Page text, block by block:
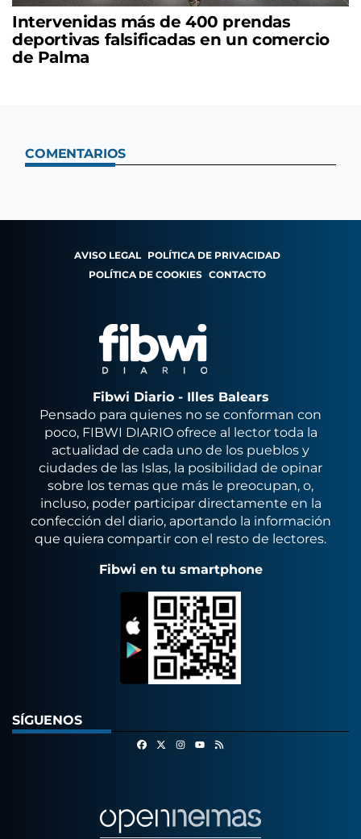
Intervenidas más de 400 prendas
deportivas falsificadas en un comercio
de Palma
COMENTARIOS
AVISO LEGAL POLÍTICA DE PRIVACIDAD
POLÍTICA DE COOKIES CONTACTO
Fibwi Diario - Illes Balears
Pensado para quienes no se conforman con
poco, FIBWI DIARIO ofrece al lector toda la
actualidad de cada uno de los pueblos y
ciudades de las Islas, la posibilidad de opinar
sobre los temas que más le preocupan, o,
incluso, poder participar directamente en la
confección del diario, aportando la información
que quiera compartir con el resto de lectores.
Fibwi en tu smartphone
SÍGUENOS
FacebookInstagram